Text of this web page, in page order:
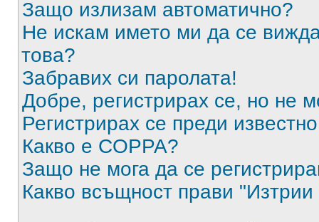
Защо излизам автоматично?
Не искам името ми да се
това?
Забравих си паролата!
Добре, регистрирах се, но не
Регистрирах се преди
Какво е COPPA?
Защо не мога да се
Какво всъщност прави "Изтрии